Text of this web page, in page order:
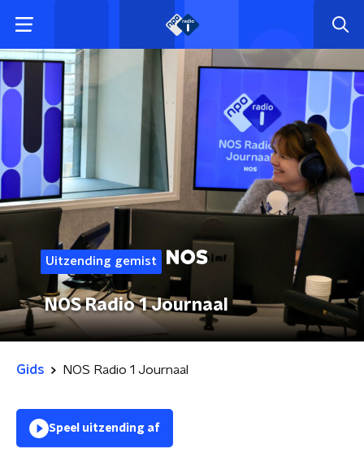
Uitzending gemist
NOS Radio 1 Journaal
Gids NOS Radio 1 Journaal
Speel uitzending af